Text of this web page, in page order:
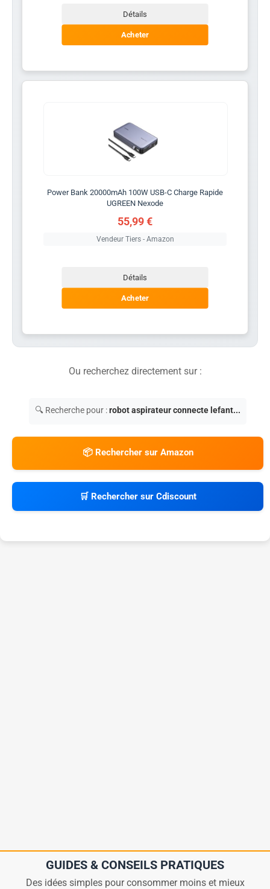
Détails
Acheter
Power Bank 20000mAh 100W USB-C Charge Rapide
UGREEN Nexode
55,99 €
Vendeur Tiers - Amazon
Détails
Acheter
Ou recherchez directement sur :
🔍 Recherche pour :robot aspirateur connecte lefant...
📦 Rechercher sur Amazon
🛒 Rechercher sur Cdiscount
GUIDES & CONSEILS PRATIQUES
Des idées simples pour consommer moins et mieux